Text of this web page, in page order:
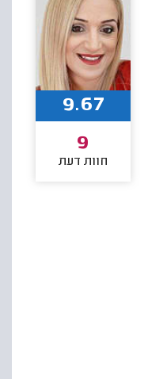
9.67
9
חוות דעת